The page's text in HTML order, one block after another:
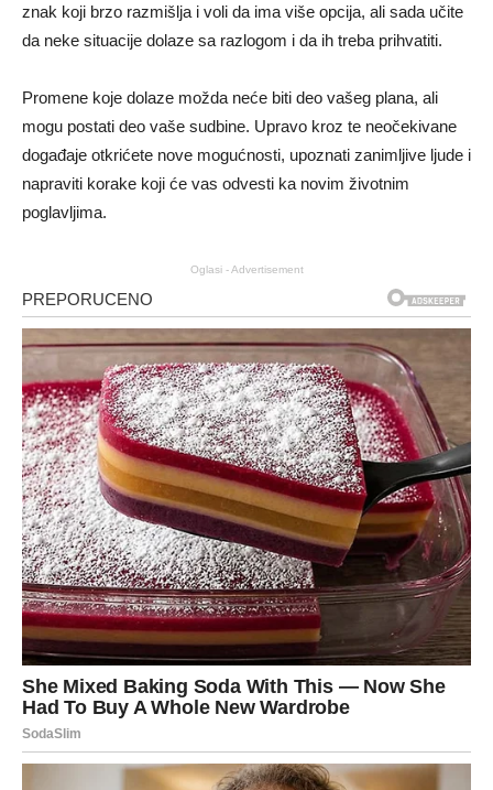
znak koji brzo razmišlja i voli da ima više opcija, ali sada učite
da neke situacije dolaze sa razlogom i da ih treba prihvatiti.
Promene koje dolaze možda neće biti deo vašeg plana, ali
mogu postati deo vaše sudbine. Upravo kroz te neočekivane
događaje otkrićete nove mogućnosti, upoznati zanimljive ljude i
napraviti korake koji će vas odvesti ka novim životnim
poglavljima.
Oglasi - Advertisement